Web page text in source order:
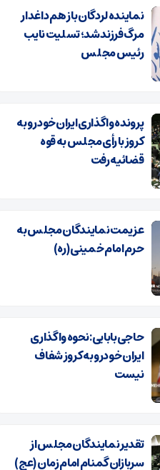
نماینده لردگان باز هم داغدار
مرگ فرزند شد؛ تسلیت نایب
رئیس مجلس
پرونده واگذاری ایران‌خودرو به
کروز با رأی مجلس به قوه
قضائیه رفت
عزیمت نمایندگان مجلس به
حرم امام خمینی (ره)
حاجی‌بابایی: نحوه واگذاری
ایران خودرو به کروز شفاف
نیست
تقدیر نمایندگان مجلس از
سربازان گمنام امام زمان (عج)